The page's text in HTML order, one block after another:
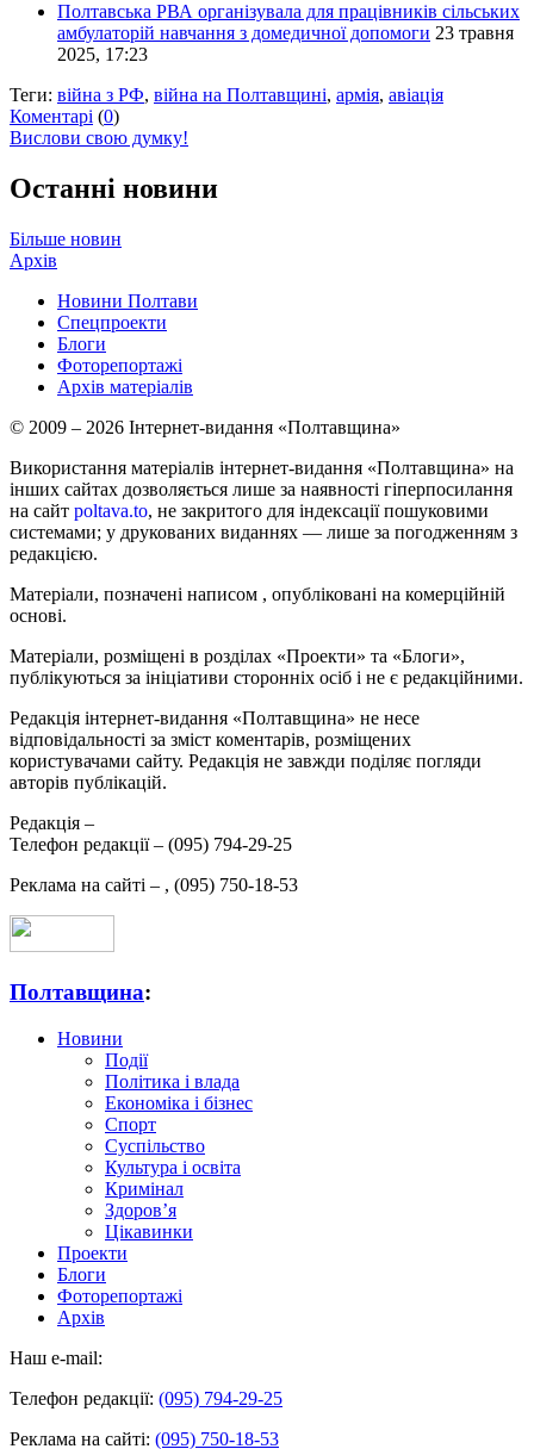
Полтавська РВА організувала для працівників сільських
амбулаторій навчання з домедичної допомоги 23 травня
2025, 17:23
Теги: війна з РФ, війна на Полтавщині, армія, авіація
Коментарі (0)
Вислови свою думку!
Останні новини
Більше новин
Архів
Новини Полтави
Спецпроекти
Блоги
Фоторепортажі
Архів матеріалів
© 2009 – 2026 Інтернет-видання «Полтавщина»
Використання матеріалів інтернет-видання «Полтавщина» на
інших сайтах дозволяється лише за наявності гіперпосилання
на сайт poltava.to, не закритого для індексації пошуковими
системами; у друкованих виданнях — лише за погодженням з
редакцією.
Матеріали, позначені написом , опубліковані на комерційній
основі.
Матеріали, розміщені в розділах «Проекти» та «Блоги»,
публікуються за ініціативи сторонніх осіб і не є редакційними.
Редакція інтернет-видання «Полтавщина» не несе
відповідальності за зміст коментарів, розміщених
користувачами сайту. Редакція не завжди поділяє погляди
авторів публікацій.
Редакція –
Телефон редакції – (095) 794-29-25
Реклама на сайті – , (095) 750-18-53
Полтавщина:
Новини
Події
Політика і влада
Економіка і бізнес
Спорт
Суспільство
Культура і освіта
Кримінал
Здоров’я
Цікавинки
Проекти
Блоги
Фоторепортажі
Архів
Наш e-mail:
Телефон редакції: (095) 794-29-25
Реклама на сайті: (095) 750-18-53